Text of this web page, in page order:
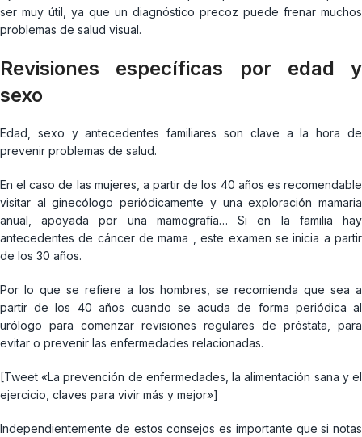
ser muy útil, ya que un diagnóstico precoz puede frenar muchos
problemas de salud visual.
Revisiones específicas por edad y
sexo
Edad, sexo y antecedentes familiares son clave a la hora de
prevenir problemas de salud.
En el caso de las mujeres, a partir de los 40 años es recomendable
visitar al ginecólogo periódicamente y una exploración mamaria
anual, apoyada por una mamografía… Si en la familia hay
antecedentes de cáncer de mama , este examen se inicia a partir
de los 30 años.
Por lo que se refiere a los hombres, se recomienda que sea a
partir de los 40 años cuando se acuda de forma periódica al
urólogo para comenzar revisiones regulares de próstata, para
evitar o prevenir las enfermedades relacionadas.
[Tweet «La prevención de enfermedades, la alimentación sana y el
ejercicio, claves para vivir más y mejor»]
Independientemente de estos consejos es importante que si notas